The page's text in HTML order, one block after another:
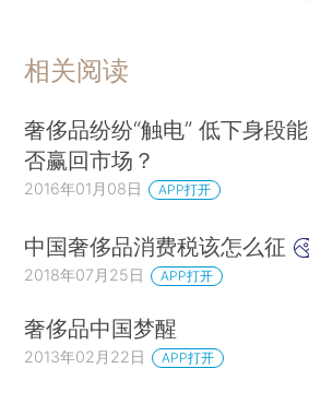
相关阅读
奢侈品纷纷“触电” 低下身段能
否赢回市场？
2016年01月08日 APP打开
中国奢侈品消费税该怎么征
2018年07月25日 APP打开
奢侈品中国梦醒
2013年02月22日 APP打开